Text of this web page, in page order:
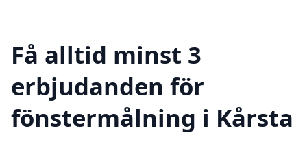
Få alltid minst 3
erbjudanden för
fönstermålning i Kårsta